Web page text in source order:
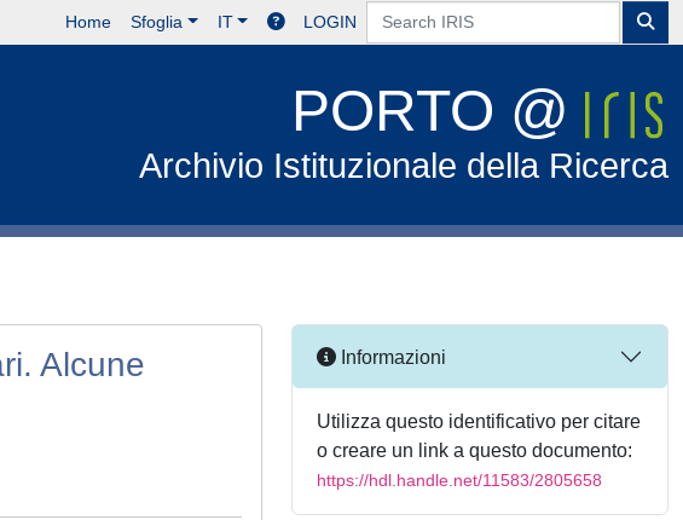
Home Sfoglia IT LOGIN
PORTO @
Archivio Istituzionale della Ricerca
Alcune
Informazioni
Utilizza questo identificativo per citare
o creare un link a questo documento:
https://hdl.handle.net/11583/2805658